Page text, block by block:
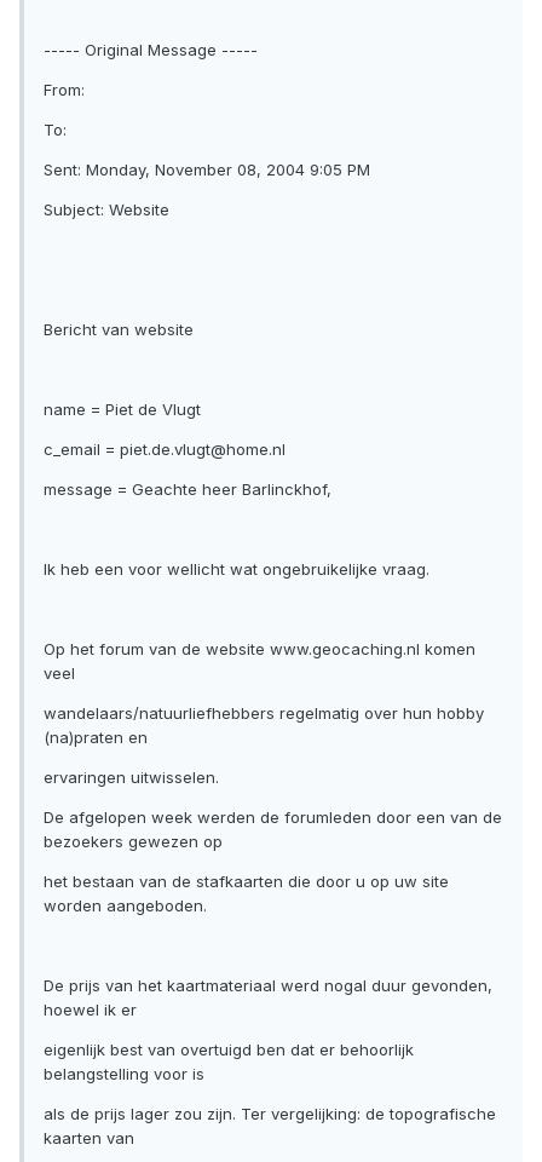
----- Original Message -----
From:
To:
Sent: Monday, November 08, 2004 9:05 PM
Subject: Website
Bericht van website
name = Piet de Vlugt
c_email = piet.de.vlugt@home.nl
message = Geachte heer Barlinckhof,
Ik heb een voor wellicht wat ongebruikelijke vraag.
Op het forum van de website www.geocaching.nl komen
veel
wandelaars/natuurliefhebbers regelmatig over hun hobby
(na)praten en
ervaringen uitwisselen.
De afgelopen week werden de forumleden door een van de
bezoekers gewezen op
het bestaan van de stafkaarten die door u op uw site
worden aangeboden.
De prijs van het kaartmateriaal werd nogal duur gevonden,
hoewel ik er
eigenlijk best van overtuigd ben dat er behoorlijk
belangstelling voor is
als de prijs lager zou zijn. Ter vergelijking: de topografische
kaarten van